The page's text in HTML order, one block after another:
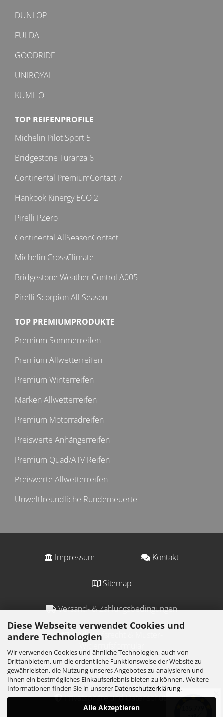
Diese Webseite verwendet Cookies und
andere Technologien
Wir verwenden Cookies und ähnliche Technologien, auch von
Drittanbietern, um die ordentliche Funktionsweise der Website zu
gewährleisten, die Nutzung unseres Angebotes zu analysieren und
Ihnen ein bestmögliches Einkaufserlebnis bieten zu können. Weitere
Informationen finden Sie in unserer Datenschutzerklärung.
Alle Akzeptieren
DUNLOP
FULDA
GOODRIDE
UNIROYAL
KUMHO
TOP REIFENPROFILE
Michelin Pilot Sport 5
Bridgestone Turanza 6
Continental PremiumContact 7
Hankook Kinergy ECO 2
Pirelli PZero
Continental AllSeasonContact
Michelin CrossClimate
Bridgestone Weather Control A005
Pirelli Scorpion All Season
TOP PREMIUMPRODUKTE
Premium Sommerreifen
Premium Allwetterreifen
Premium Winterreifen
Marken Allwetterreifen
Premium Motorradreifen
Preiswerte Anhängerreifen
Premium Quad/ATV Reifen
Preiswerte Allwetterreifen
Unweltfreundliche Runderneuerte
Impressum Kontakt
Sitemap
Versand- & Zahlungsbedingungen
Widerrufsrecht & Muster-
Widerrufsformular
AGB
Privatsphäre und Datenschutz